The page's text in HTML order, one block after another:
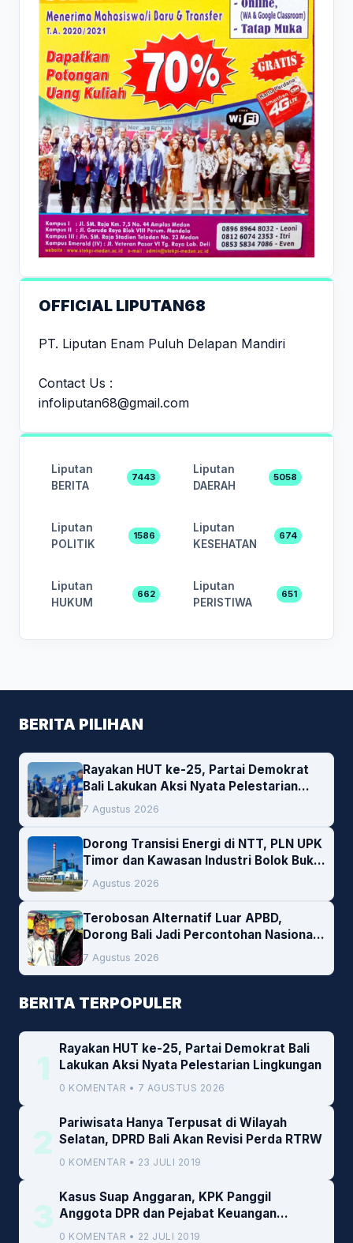
OFFICIAL LIPUTAN68
PT. Liputan Enam Puluh Delapan Mandiri
Contact Us :
infoliputan68@gmail.com
Liputan
BERITA
7443
Liputan
DAERAH
5058
Liputan
POLITIK
1586
Liputan
KESEHATAN
674
Liputan
HUKUM
662
Liputan
PERISTIWA
651
BERITA PILIHAN
Rayakan HUT ke-25, Partai Demokrat
Bali Lakukan Aksi Nyata Pelestarian
Lingkungan
7 Agustus 2026
Dorong Transisi Energi di NTT, PLN UPK
Timor dan Kawasan Industri Bolok Buka
Peluang Investasi Woodchip untuk
Cofiring PLTU Bolok
7 Agustus 2026
Terobosan Alternatif Luar APBD,
Dorong Bali Jadi Percontohan Nasional
Pembiayaan Daerah
7 Agustus 2026
BERITA TERPOPULER
1
Rayakan HUT ke-25, Partai Demokrat Bali
Lakukan Aksi Nyata Pelestarian Lingkungan
0 KOMENTAR • 7 AGUSTUS 2026
2
Pariwisata Hanya Terpusat di Wilayah
Selatan, DPRD Bali Akan Revisi Perda RTRW
0 KOMENTAR • 23 JULI 2019
3
Kasus Suap Anggaran, KPK Panggil
Anggota DPR dan Pejabat Keuangan
Kemenkeu
0 KOMENTAR • 22 JULI 2019